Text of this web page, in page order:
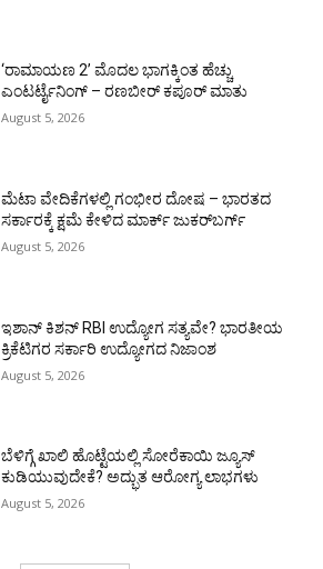
‘ರಾಮಾಯಣ 2’ ಮೊದಲ ಭಾಗಕ್ಕಿಂತ ಹೆಚ್ಚು
ಎಂಟರ್ಟೈನಿಂಗ್ – ರಣಬೀರ್ ಕಪೂರ್ ಮಾತು
August 5, 2026
ಮೆಟಾ ವೇದಿಕೆಗಳಲ್ಲಿ ಗಂಭೀರ ದೋಷ – ಭಾರತದ
ಸರ್ಕಾರಕ್ಕೆ ಕ್ಷಮೆ ಕೇಳಿದ ಮಾರ್ಕ್ ಜುಕರ್‌ಬರ್ಗ್
August 5, 2026
ಇಶಾನ್ ಕಿಶನ್ RBI ಉದ್ಯೋಗ ಸತ್ಯವೇ? ಭಾರತೀಯ
ಕ್ರಿಕೆಟಿಗರ ಸರ್ಕಾರಿ ಉದ್ಯೋಗದ ನಿಜಾಂಶ
August 5, 2026
ಬೆಳಿಗ್ಗೆ ಖಾಲಿ ಹೊಟ್ಟೆಯಲ್ಲಿ ಸೋರೆಕಾಯಿ ಜ್ಯೂಸ್
ಕುಡಿಯುವುದೇಕೆ? ಅದ್ಭುತ ಆರೋಗ್ಯ ಲಾಭಗಳು
August 5, 2026